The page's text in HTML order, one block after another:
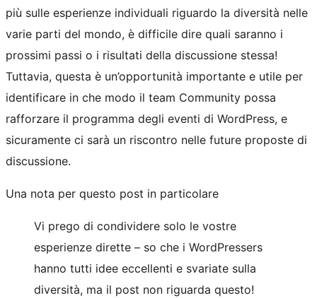
più sulle esperienze individuali riguardo la diversità nelle
varie parti del mondo, è difficile dire quali saranno i
prossimi passi o i risultati della discussione stessa!
Tuttavia, questa è un’opportunità importante e utile per
identificare in che modo il team Community possa
rafforzare il programma degli eventi di WordPress, e
sicuramente ci sarà un riscontro nelle future proposte di
discussione.
Una nota per questo post in particolare
Vi prego di condividere solo le vostre
esperienze dirette – so che i WordPressers
hanno tutti idee eccellenti e svariate sulla
diversità, ma il post non riguarda questo!